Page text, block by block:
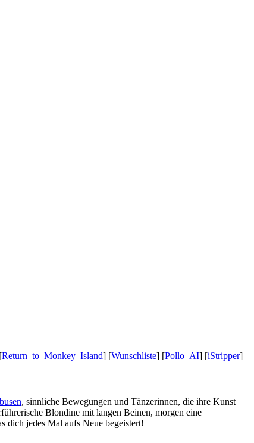
Return_to_Monkey_Island] [Wunschliste] [Pollo_AI] [iStripper]
, sinnliche Bewegungen und Tänzerinnen, die ihre Kunst
Blondine mit langen Beinen, morgen eine
dich jedes Mal aufs Neue begeistert!